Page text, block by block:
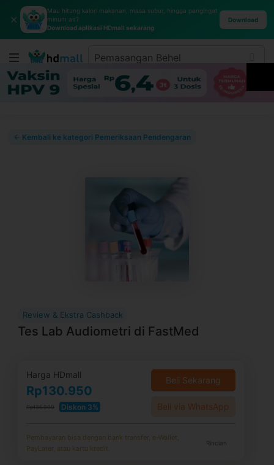
✕
Mau hitung kalori makanan, masa subur, hingga pengingat
minum air?
Download aplikasi HDmall sekarang
Download
← Kembali ke kategori Pemeriksaan Pendengaran
Review & Ekstra Cashback
Tes Lab Audiometri di FastMed
Harga HDmall
Rp130.950
Rp135.000 Diskon 3%
Beli Sekarang
Beli via WhatsApp
Pembayaran bisa dengan bank transfer, e-Wallet,
PayLater, atau kartu kredit.
Rincian